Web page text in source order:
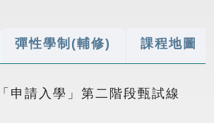
彈性學制(輔修) 課程地圖
申請入學」第二階段甄試線